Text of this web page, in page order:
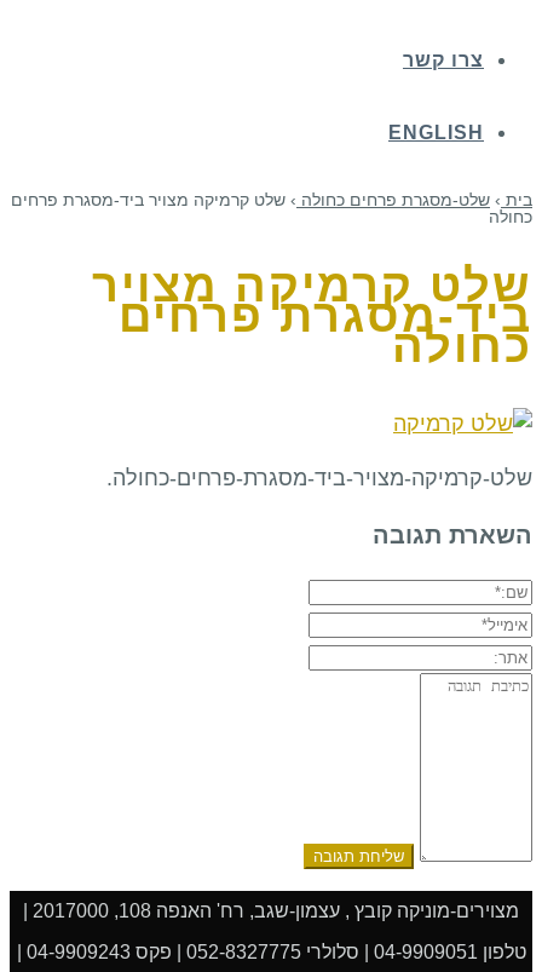
צרו קשר
ENGLISH
בית › שלט-מסגרת פרחים כחולה › שלט קרמיקה מצויר ביד-מסגרת פרחים
כחולה
שלט קרמיקה מצויר
ביד-מסגרת פרחים
כחולה
שלט-קרמיקה-מצויר-ביד-מסגרת-פרחים-כחולה.
השארת תגובה
שם:*
אימייל*
אתר:
תגובה:
טלפון 04-9909051 | סלולרי 052-8327775 | פקס 04-9909243 |